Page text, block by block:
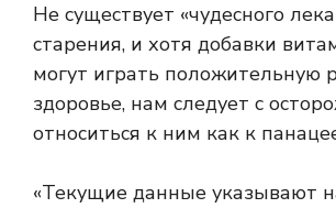
Не существует «чудесного
старения, и хотя добавки
могут играть положительную
здоровье, нам следует с
относиться к ним как к
«Текущие данные указывают